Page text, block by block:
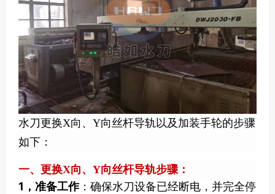
水刀更换X向、Y向丝杆导轨以及加装手轮的步骤
如下：
一、更换X向、Y向丝杆导轨步骤：
1，准备工作：确保水刀设备已经断电，并完全停